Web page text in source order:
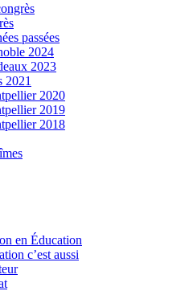
passées
2024
2023
2021
2020
2019
2018
en Éducation
c’est aussi